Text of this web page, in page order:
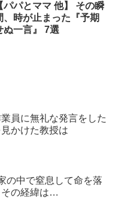
パパとママ 他】 その瞬
、時が止まった『予期
ぬ一言』 7選
員に無礼な発言をした
かけた教授は
の中で窒息して命を落
その経緯は…